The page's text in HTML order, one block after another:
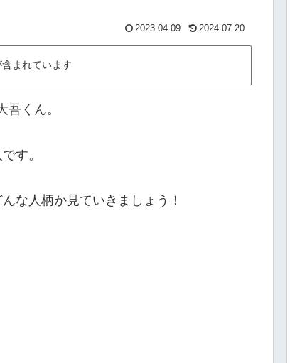
2023.04.09 2024.07.20
まれています
くん。
す。
な人柄か見ていきましょう！